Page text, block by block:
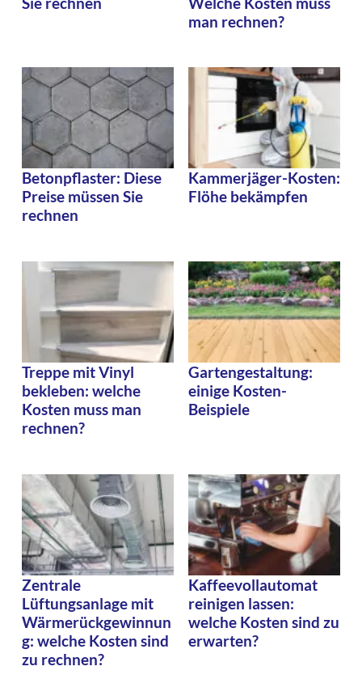
man rechnen?
Betonpflaster: Diese
Preise müssen Sie
rechnen
Kammerjäger-Kosten:
Flöhe bekämpfen
Treppe mit Vinyl
bekleben: welche
Kosten muss man
rechnen?
Gartengestaltung:
einige Kosten-
Beispiele
Zentrale
Lüftungsanlage mit
Wärmerückgewinnun
g: welche Kosten sind
zu rechnen?
Kaffeevollautomat
reinigen lassen:
welche Kosten sind zu
erwarten?